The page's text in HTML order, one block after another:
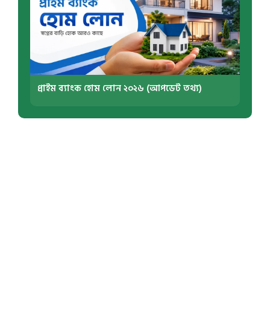
প্রাইম ব্যাংক হোম লোন ২০২৬ (আপডেট তথ্য)